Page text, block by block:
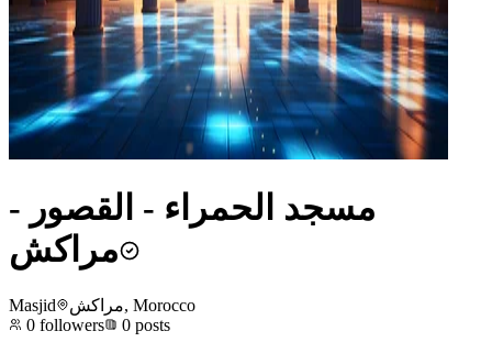
مسجد الحمراء - القصور -
مراكش
Masjid
مراكش, Morocco
0 followers 0 posts